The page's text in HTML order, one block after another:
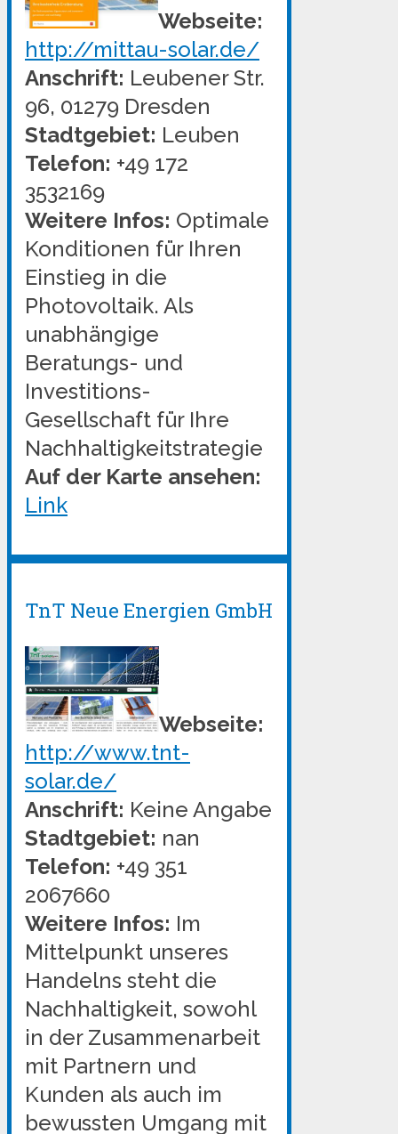
Webseite:
http://mittau-solar.de/
Anschrift: Leubener Str.
96, 01279 Dresden
Stadtgebiet: Leuben
Telefon: +49 172
3532169
Weitere Infos: Optimale
Konditionen für Ihren
Einstieg in die
Photovoltaik. Als
unabhängige
Beratungs- und
Investitions-
Gesellschaft für Ihre
Nachhaltigkeitstrategie
Auf der Karte ansehen:
Link
TnT Neue Energien GmbH
Webseite:
http://www.tnt-
solar.de/
Anschrift: Keine Angabe
Stadtgebiet: nan
Telefon: +49 351
2067660
Weitere Infos: Im
Mittelpunkt unseres
Handelns steht die
Nachhaltigkeit, sowohl
in der Zusammenarbeit
mit Partnern und
Kunden als auch im
bewussten Umgang mit